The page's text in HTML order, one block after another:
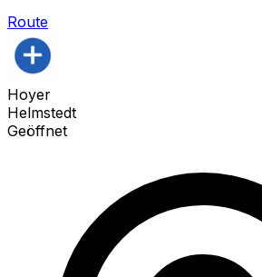
Route
Hoyer
Helmstedt
Geöffnet